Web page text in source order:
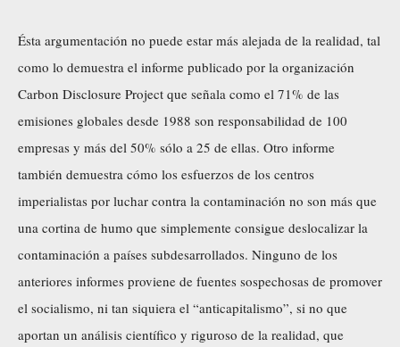
Ésta argumentación no puede estar más alejada de la realidad, tal
como lo demuestra el informe publicado por la organización
Carbon Disclosure Project que señala como el 71% de las
emisiones globales desde 1988 son responsabilidad de 100
empresas y más del 50% sólo a 25 de ellas. Otro informe
también demuestra cómo los esfuerzos de los centros
imperialistas por luchar contra la contaminación no son más que
una cortina de humo que simplemente consigue deslocalizar la
contaminación a países subdesarrollados. Ninguno de los
anteriores informes proviene de fuentes sospechosas de promover
el socialismo, ni tan siquiera el “anticapitalismo”, si no que
aportan un análisis científico y riguroso de la realidad, que